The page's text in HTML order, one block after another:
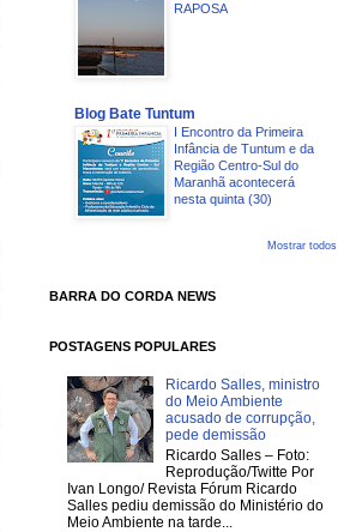
RAPOSA
Blog Bate Tuntum
I Encontro da Primeira
Infância de Tuntum e da
Região Centro-Sul do
Maranhã acontecerá
nesta quinta (30)
Mostrar todos
BARRA DO CORDA NEWS
POSTAGENS POPULARES
Ricardo Salles, ministro
do Meio Ambiente
acusado de corrupção,
pede demissão
Ricardo Salles – Foto:
Reprodução/Twitte Por
Ivan Longo/ Revista Fórum Ricardo
Salles pediu demissão do Ministério do
Meio Ambiente na tarde...